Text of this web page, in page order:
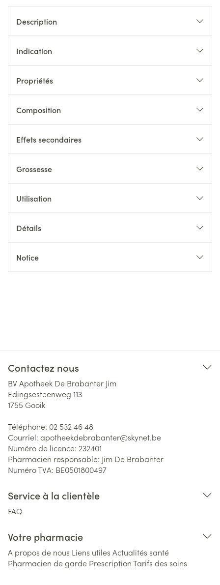
Description
Indication
Propriétés
Composition
Effets secondaires
Grossesse
Utilisation
Détails
Notice
Contactez nous
BV Apotheek De Brabanter Jim
Edingsesteenweg 113
1755 Gooik
Téléphone: 02 532 46 48
Courriel: apotheekdebrabanter@skynet.be
Numéro de licence: 232401
Pharmacien responsable: Jim De Brabanter
Numéro TVA: BE0501800497
Service à la clientèle
FAQ
Votre pharmacie
A propos de nous Liens utiles Actualités santé
Pharmacien de garde PrescriptionTarifs des soins